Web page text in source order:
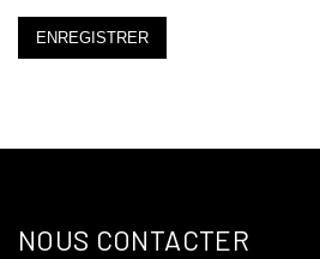
ENREGISTRER
NOUS CONTACTER